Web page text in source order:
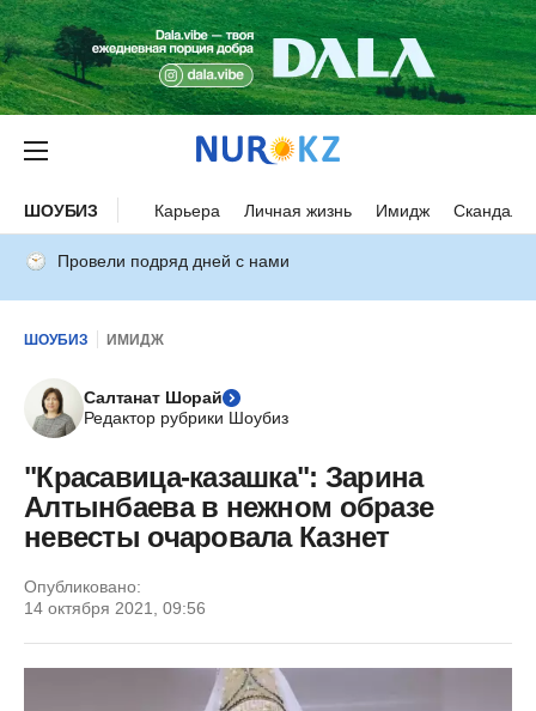
ШОУБИЗ Карьера Личная жизнь Имидж Скандалы
Провели подряд дней с нами
ШОУБИЗ ИМИДЖ
Салтанат Шорай
Редактор рубрики Шоубиз
"Красавица-казашка": Зарина
Алтынбаева в нежном образе
невесты очаровала Казнет
Опубликовано:
14 октября 2021, 09:56